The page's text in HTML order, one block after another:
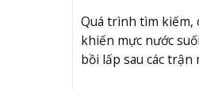
Quá trình tìm kiếm,
khiến mực nước
bồi lấp sau các